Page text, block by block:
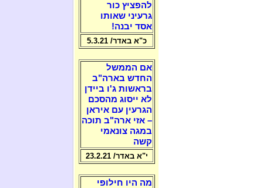
להפציץ כור
גרעיני שאותו
אסד יבנה!
כ"א באדר/ 5.3.21
אם הממשל
החדש בארה"ב
בראשות ג'ו ביידן
לא ייסוג מהסכם
הגרעין עם איראן
– אזי ארה"ב תוכה
במגה צונאמי
קשה
י"א באדר/ 23.2.21
מה היו חילופי